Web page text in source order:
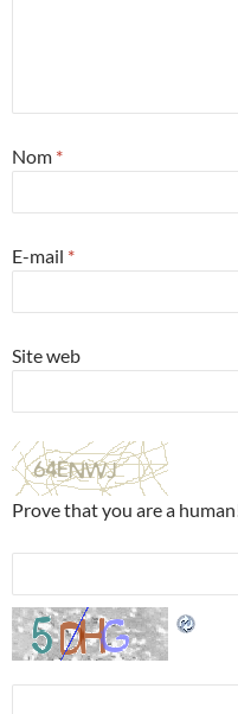
Nom *
E-mail *
Site web
Prove that you are a